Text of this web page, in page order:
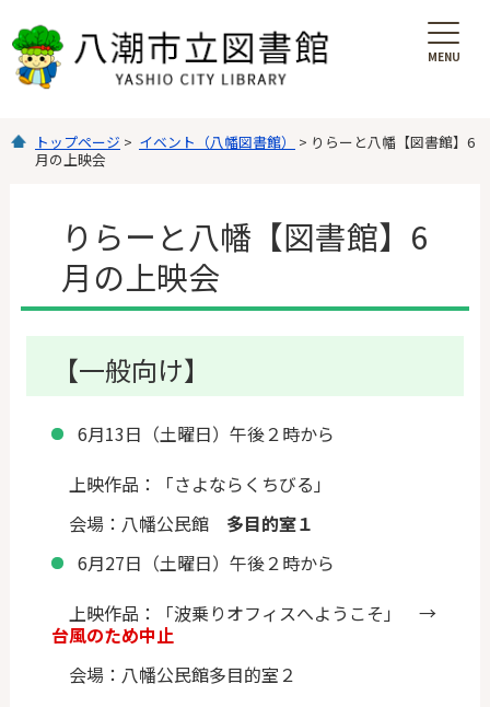
MENU
トップページ > イベント（八幡図書館）
> りらーと八幡【図書館】6
月の上映会
りらーと八幡【図書館】6
月の上映会
【一般向け】
6月13日（土曜日）午後２時から
上映作品：「さよならくちびる」
会場：八幡公民館 多目的室１
6月27日（土曜日）午後２時から
上映作品：「波乗りオフィスへようこそ」 →
台風のため中止
会場：八幡公民館多目的室２